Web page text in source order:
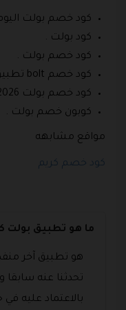
كود خصم بولت
كود بولت .
كود خصم بولت .
كود خصم bolt تطبيق .
كود خصم بولت 2026 .
كوبون خصم بولت .
مواقع مشابهه
كود خصم كريم
ما هو تطبيق بولت
هو تطبيق آخر
تحدثنا عنه سابقا
بالاعتماد عليه